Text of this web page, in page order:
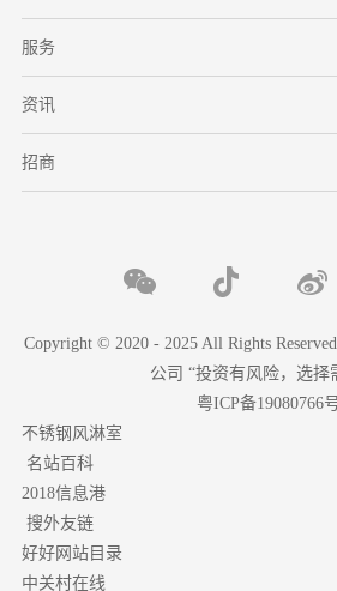
服务
资讯
招商
Copyright © 2020 - 2025 All Rights
公司 “投资有风险，选择
粤ICP备19080766
不锈钢风淋室
名站百科
2018信息港
搜外友链
好好网站目录
中关村在线